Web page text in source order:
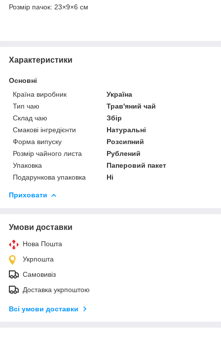
Розмір пачок: 23×9×6 см
Характеристики
Основні
Країна виробник
Україна
Тип чаю
Трав'яний чай
Склад чаю
Збір
Смакові інгредієнти
Натуральні
Форма випуску
Розсипний
Розмір чайного листа
Рублений
Упаковка
Паперовий пакет
Подарункова упаковка
Ні
Приховати
Умови доставки
Нова Пошта
Укрпошта
Самовивіз
Доставка укрпоштою
Всі умови доставки